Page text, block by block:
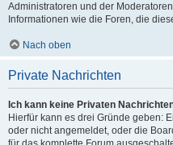
Administratoren und der
Informationen wie die Foren, die
Nach oben
Private Nachrichten
Ich kann keine Privaten
Hierfür kann es drei Gründe geben:
oder nicht angemeldet, oder die